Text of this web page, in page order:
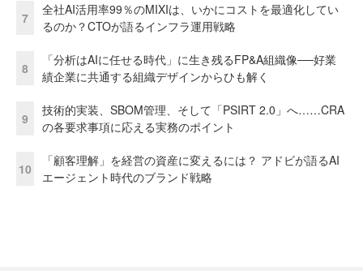
7
全社AI活用率99％のMIXIは、いかにコストを最適化してい
るのか？CTOが語るインフラ運用戦略
8
「分析はAIに任せる時代」に生き残るFP&A組織像──好業
績企業に共通する組織デザインからひも解く
9
技術的実装、SBOM管理、そして「PSIRT 2.0」へ……CRA
の各要求事項に応える実務のポイント
10
「顧客理解」を経営の資産に変えるには？ アドビが語るAI
エージェント時代のブランド戦略